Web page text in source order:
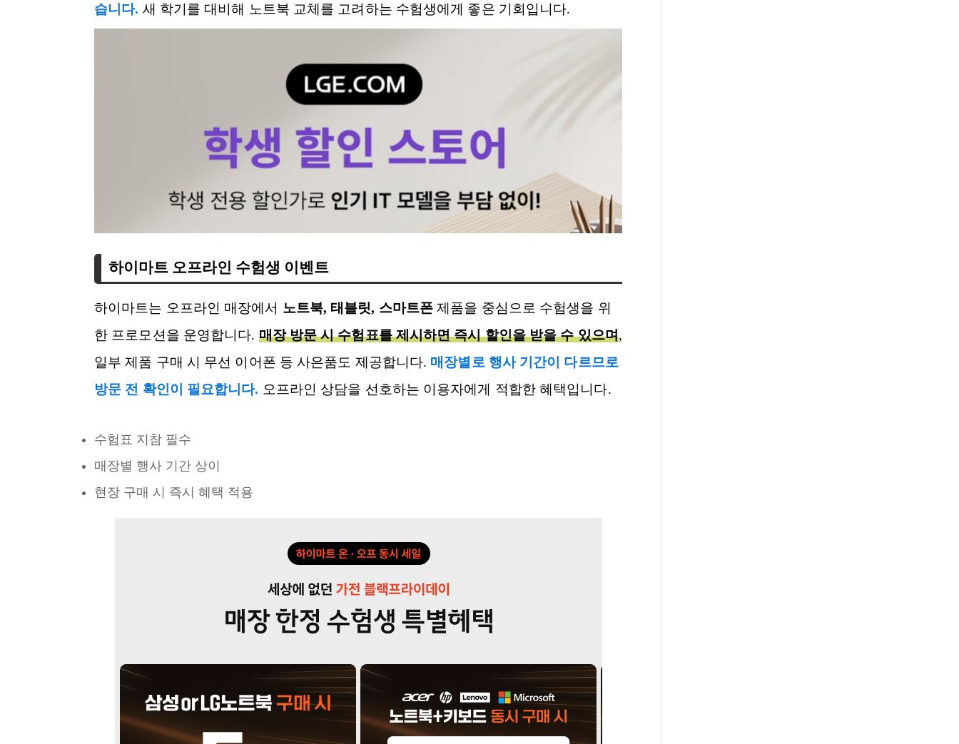
습니다. 새 학기를 대비해 노트북 교체를 고려하는 수험생에게 좋은 기회입니다.
하이마트 오프라인 수험생 이벤트
하이마트는 오프라인 매장에서 노트북, 태블릿, 스마트폰 제품을 중심으로 수험생을 위
한 프로모션을 운영합니다. 매장 방문 시 수험표를 제시하면 즉시 할인을 받을 수 있으며,
일부 제품 구매 시 무선 이어폰 등 사은품도 제공합니다. 매장별로 행사 기간이 다르므로
방문 전 확인이 필요합니다. 오프라인 상담을 선호하는 이용자에게 적합한 혜택입니다.
수험표 지참 필수
매장별 행사 기간 상이
현장 구매 시 즉시 혜택 적용